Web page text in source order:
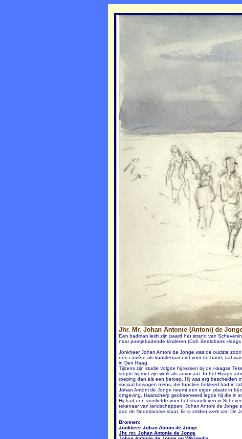
Jhr. Mr. Johan Antonie (Antoni) de
Een badman leidt zijn paard het strand van
naar pootjebadende kinderen.(Coll. Beeldbank
Jonkheer Johan Antoni de Jonge was de oudste
een carrière als kunstenaar niet voor de hand; dat
in Den Haag.
Tijdens zijn studie volgde hij lessen bij de Haagse
stopte hij met zijn werk als advocaat. In het Haags
roeping dan als een beroep. Hij was erg bescheiden
sociaal bewogen mens, die functies bekleed had in
Johan Antoni de Jonge neemt een eigen plaats in bij
omgeving. Haarscherp geobserveerd legde hij die in
Hij had een voorliefde voor het strandleven in
tekenaar van landschappen. Johan Antoni de Jonge
aan de Nederlandse staat. Er is zelden werk van De
Bronnen:
Jonkheer Johan Antoni de Jonge
Jhr. mr. Johan Antonie de Jonge